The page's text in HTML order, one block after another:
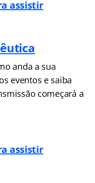
assistir
anda a sua
eventos e saiba
começará a
assistir